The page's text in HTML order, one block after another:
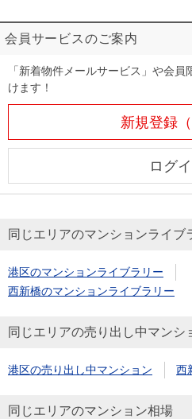
会員サービスのご案内
「新着物件メールサービス」や会
けます！
新規登録（
ログ
同じエリアのマンションライブ
港区のマンションライブラリー
西新橋のマンションライブラリー
同じエリアの売り出し中マンシ
港区の売り出し中マンション 西
同じエリアのマンション相場